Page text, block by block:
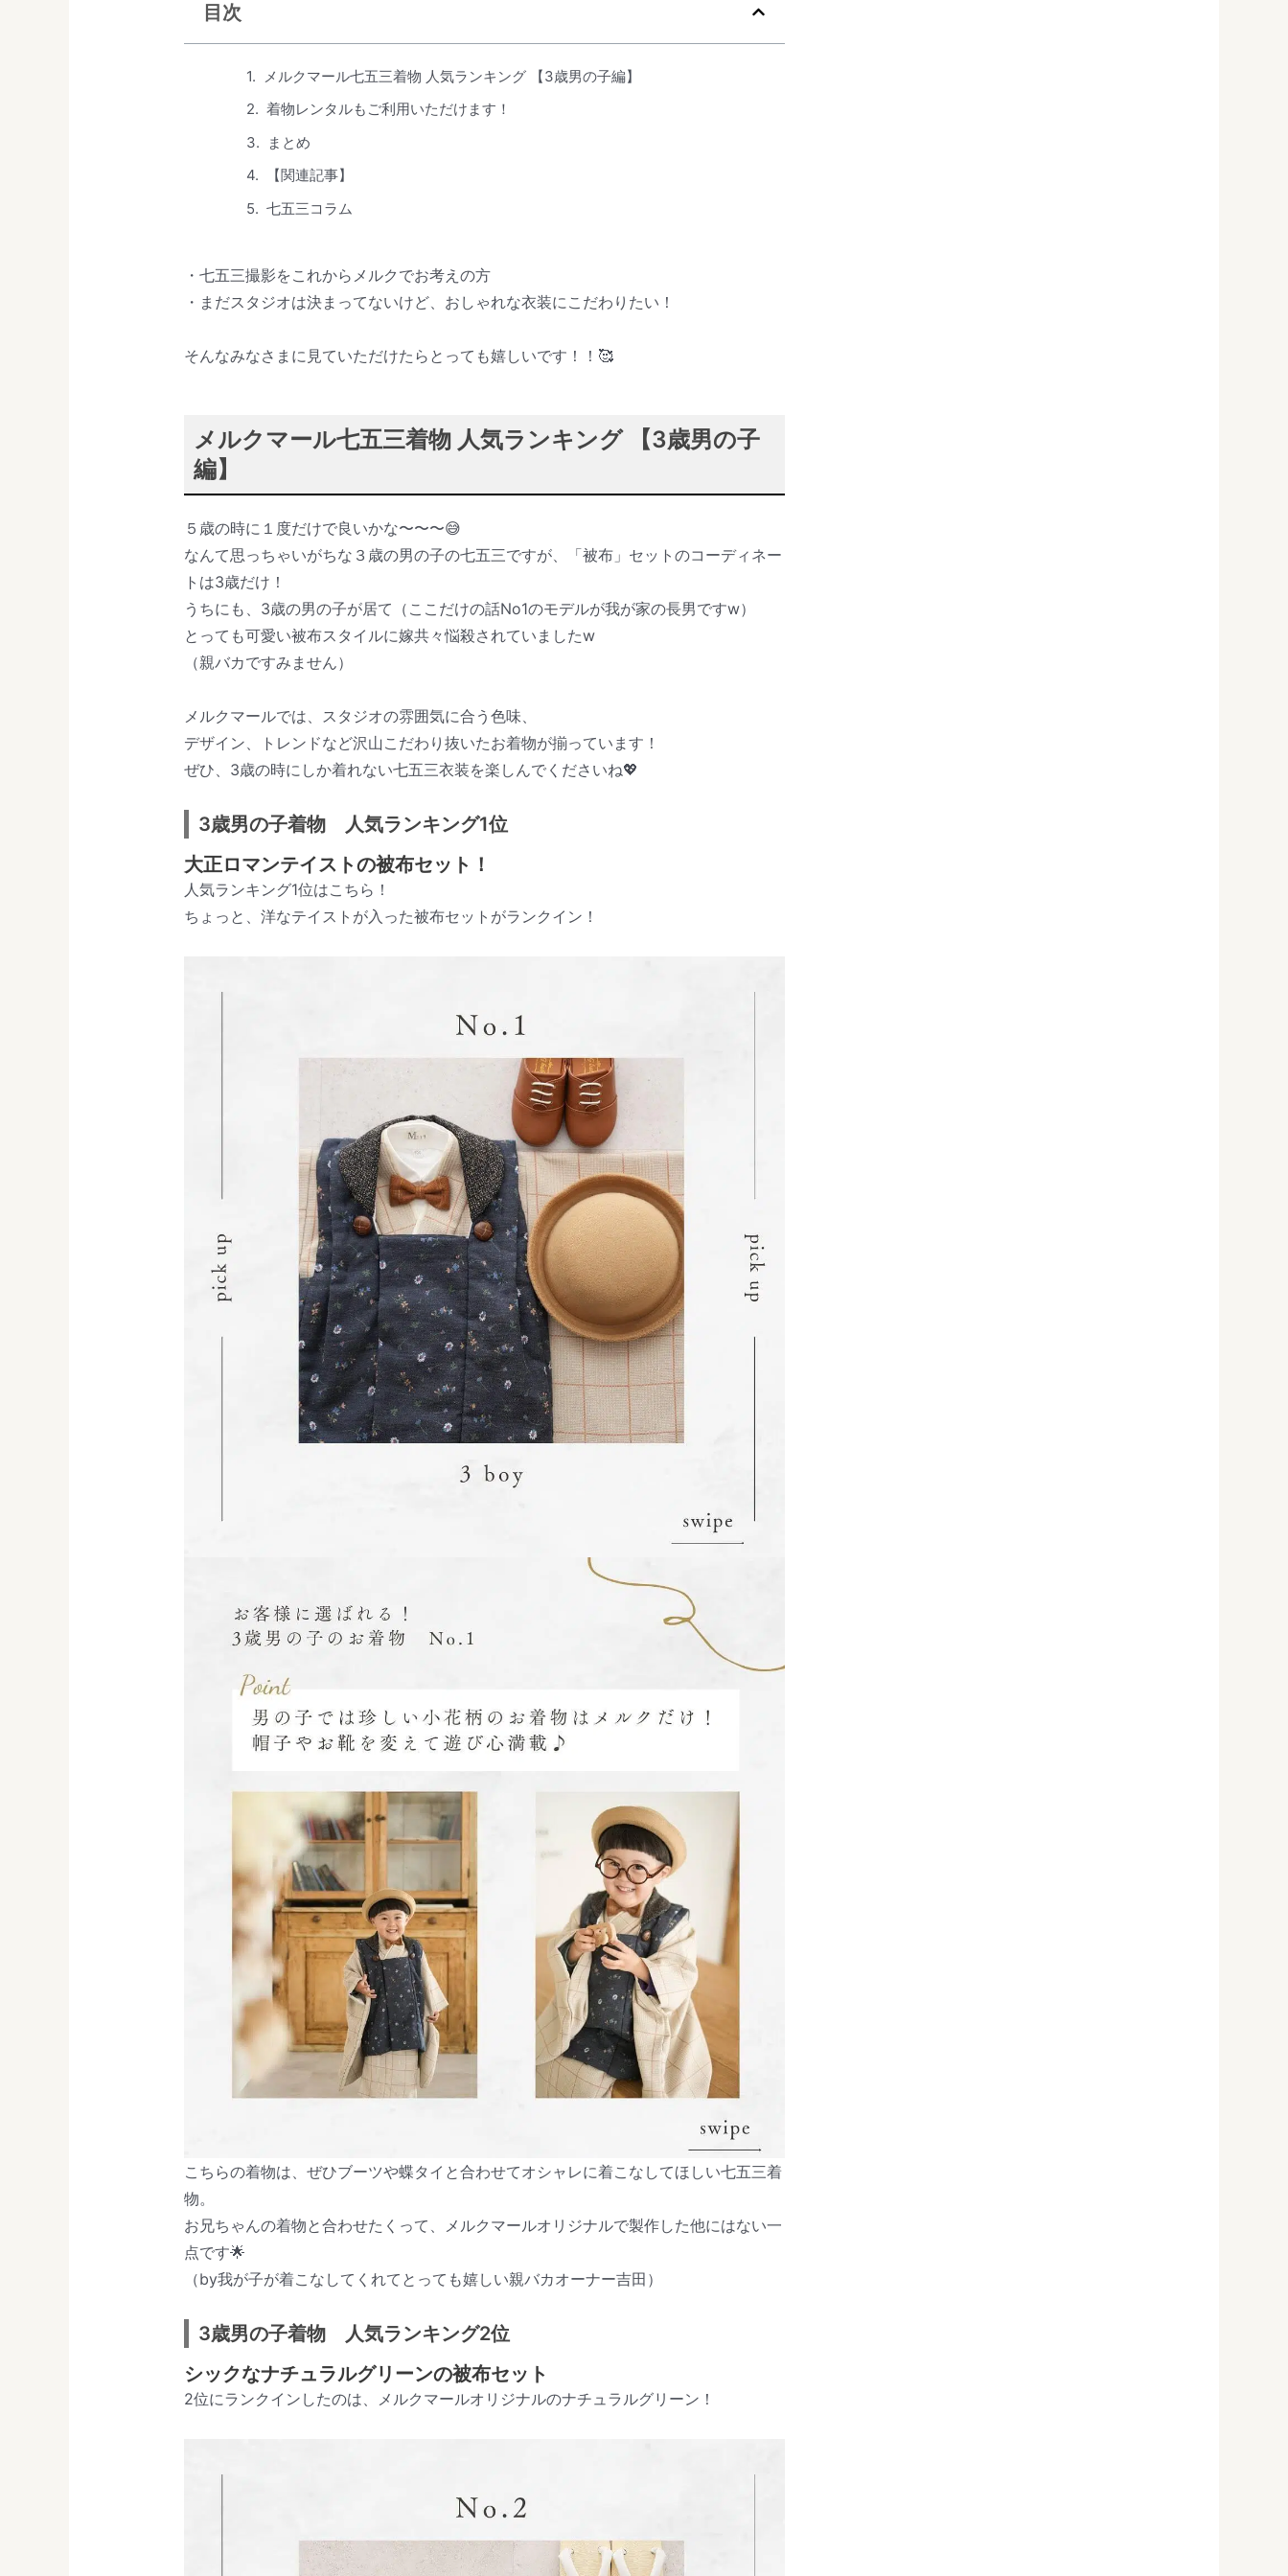
目次
メルクマール七五三着物 人気ランキング 【3歳男の子編】
着物レンタルもご利用いただけます！
まとめ
【関連記事】
七五三コラム
・七五三撮影をこれからメルクでお考えの方
・まだスタジオは決まってないけど、おしゃれな衣装にこだわりたい！
そんなみなさまに見ていただけたらとっても嬉しいです！！🥰
メルクマール七五三着物 人気ランキング 【3歳男の子
編】
５歳の時に１度だけで良いかな〜〜〜😅
なんて思っちゃいがちな３歳の男の子の七五三ですが、「被布」セットのコーディネー
トは3歳だけ！
うちにも、3歳の男の子が居て（ここだけの話No1のモデルが我が家の長男ですw）
とっても可愛い被布スタイルに嫁共々悩殺されていましたw
（親バカですみません）
メルクマールでは、スタジオの雰囲気に合う色味、
デザイン、トレンドなど沢山こだわり抜いたお着物が揃っています！
ぜひ、3歳の時にしか着れない七五三衣装を楽しんでくださいね💖
3歳男の子着物 人気ランキング1位
大正ロマンテイストの被布セット！
人気ランキング1位はこちら！
ちょっと、洋なテイストが入った被布セットがランクイン！
こちらの着物は、ぜひブーツや蝶タイと合わせてオシャレに着こなしてほしい七五三着
物。
お兄ちゃんの着物と合わせたくって、メルクマールオリジナルで製作した他にはない一
点です🌟
（by我が子が着こなしてくれてとっても嬉しい親バカオーナー吉田）
3歳男の子着物 人気ランキング2位
シックなナチュラルグリーンの被布セット
2位にランクインしたのは、メルクマールオリジナルのナチュラルグリーン！